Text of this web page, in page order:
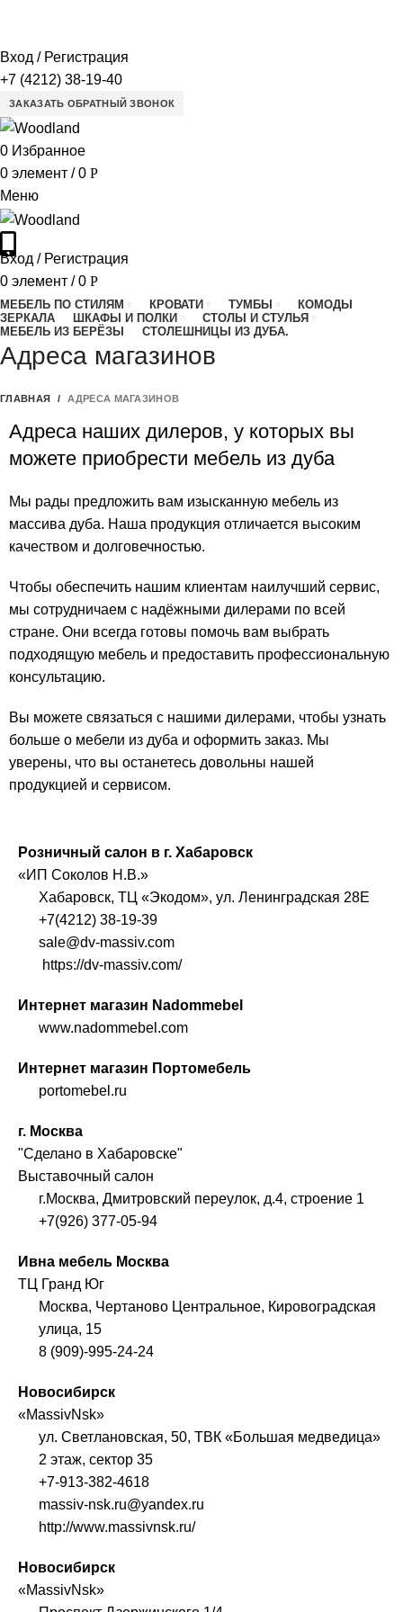
Вход / Регистрация
+7 (4212) 38-19-40
ЗАКАЗАТЬ ОБРАТНЫЙ ЗВОНОК
0 Избранное
0 элемент / 0 Р
Меню
Вход / Регистрация
0 элемент / 0 Р
МЕБЕЛЬ ПО СТИЛЯМ КРОВАТИ ТУМБЫ
КОМОДЫ
ЗЕРКАЛА
ШКАФЫ И ПОЛКИ
СТОЛЫ И СТУЛЬЯ
МЕБЕЛЬ ИЗ БЕРЁЗЫ
СТОЛЕШНИЦЫ ИЗ ДУБА.
Адреса магазинов
ГЛАВНАЯ АДРЕСА МАГАЗИНОВ
Адреса наших дилеров, у которых вы
можете приобрести мебель из дуба
Мы рады предложить вам изысканную мебель из
массива дуба. Наша продукция отличается высоким
качеством и долговечностью.
Чтобы обеспечить нашим клиентам наилучший сервис,
мы сотрудничаем с надёжными дилерами по всей
стране. Они всегда готовы помочь вам выбрать
подходящую мебель и предоставить профессиональную
консультацию.
Вы можете связаться с нашими дилерами, чтобы узнать
больше о мебели из дуба и оформить заказ. Мы
уверены, что вы останетесь довольны нашей
продукцией и сервисом.
Розничный салон в г. Хабаровск
«ИП Соколов Н.В.»
Хабаровск, ТЦ «Экодом», ул. Ленинградская 28Е
+7(4212) 38-19-39
sale@dv-massiv.com
https://dv-massiv.com/
Интернет магазин Nadommebel
www.nadommebel.com
Интернет магазин Портомебель
portomebel.ru
г. Москва
"Сделано в Хабаровске"
Выставочный салон
г.Москва, Дмитровский переулок, д.4, строение 1
+7(926) 377-05-94
Ивна мебель Москва
ТЦ Гранд Юг
Москва, Чертаново Центральное, Кировоградская
улица, 15
8 (909)-995-24-24
Новосибирск
«MassivNsk»
ул. Светлановская, 50, ТВК «Большая медведица»
2 этаж, сектор 35
+7-913-382-4618
massiv-nsk.ru@yandex.ru
http://www.massivnsk.ru/
Новосибирск
«MassivNsk»